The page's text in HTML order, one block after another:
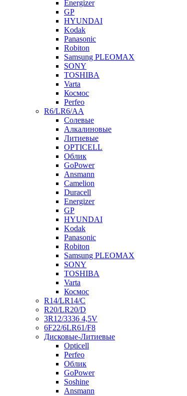
Energizer
GP
HYUNDAI
Kodak
Panasonic
Robiton
Samsung PLEOMAX
SONY
TOSHIBA
Varta
Космос
Perfeo
R6/LR6/AA
Солевые
Алкалиновые
Литиевые
OPTICELL
Облик
GoPower
Ansmann
Camelion
Duracell
Energizer
GP
HYUNDAI
Kodak
Panasonic
Robiton
Samsung PLEOMAX
SONY
TOSHIBA
Varta
Космос
R14/LR14/C
R20/LR20/D
3R12/3336 4,5V
6F22/6LR61/F8
Дисковые-Литиевые
Opticell
Perfeo
Облик
GoPower
Soshine
Ansmann